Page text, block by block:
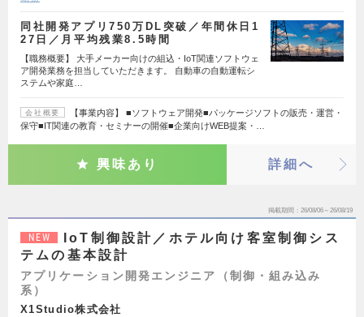
同社開発アプリ750万DL突破／年間休日1
27日／月平均残業8.5時間
【職務概要】 大手メーカー向けの組込・IoT関連ソフトウェ
ア開発業務を担当していただきます。 自動車の自動運転シ
ステムや家庭…
会社概要
【事業内容】 ■ソフトウェア開発■パッケージソフトの販売・運営・
保守■IT関連の教育・セミナーの開催■企業向けWEB提案・…
興味あり 詳細へ
掲載期間 26/08/06～26/08/19
NEW
IoT制御設計／ホテル向け客室制御シス
テムの基本設計
アプリケーション開発エンジニア（制御・組み込み
系）
X1Studio株式会社